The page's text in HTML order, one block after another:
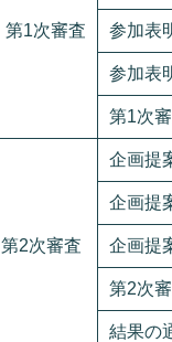
第1次審査 参加表
参加表
第1次
第2次審査
企画提
企画提
企画提
第2次
結果の